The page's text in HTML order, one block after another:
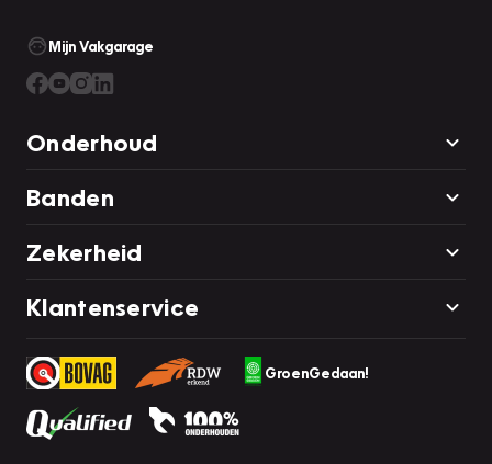
Mijn Vakgarage
Onderhoud
Banden
Zekerheid
Klantenservice
GroenGedaan!